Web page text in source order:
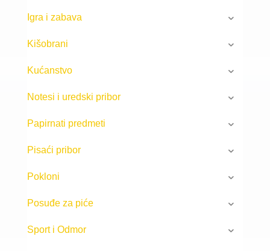
Igra i zabava
Kišobrani
Kućanstvo
Notesi i uredski pribor
Papirnati predmeti
Pisaći pribor
Pokloni
Posuđe za piće
Sport i Odmor